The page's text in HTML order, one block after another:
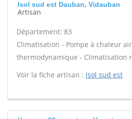
Isol sud est Dauban, Vidauban
Artisan
Département: 83
Climatisation - Pompe à chaleur
thermodynamique - Climatisation
Voir la fiche artisan : Isol sud est